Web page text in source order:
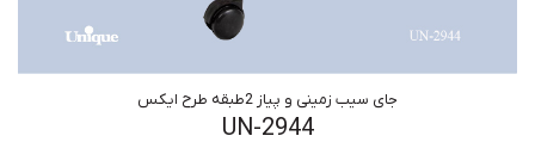
جای سیب زمینی و پیاز 2طبقه طرح ایکس
UN-2944